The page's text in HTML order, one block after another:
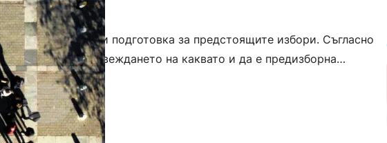
на размисъл и подготовка за предстоящите избори. Съгласно
кодекс, провеждането на каквато и да е предизборна
в рамките на…